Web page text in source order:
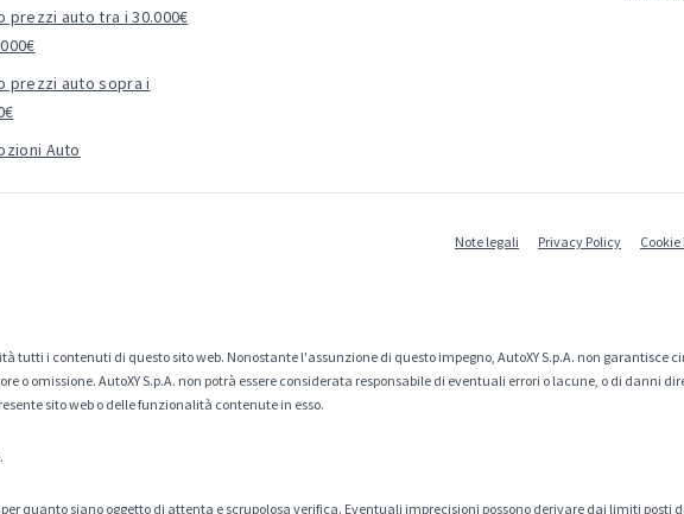
prezzi auto tra i 30.000€
prezzi auto sopra i
Auto
Note legali Privacy Policy
tutti i contenuti di questo sito web. Nonostante l'assunzione di questo impegno, AutoXY S.p.A. non garantisce
o omissione. AutoXY S.p.A. non potrà essere considerata responsabile di eventuali errori o lacune, o di danni
sito web o delle funzionalità contenute in esso.
quanto siano oggetto di attenta e scrupolosa verifica. Eventuali imprecisioni possono derivare dai limiti posti